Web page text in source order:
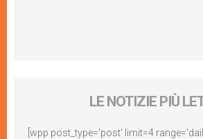
LE NOTIZIE PIÙ
[wpp post_type='post' limit=4